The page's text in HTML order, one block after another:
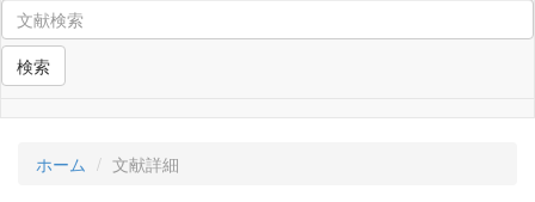
検索
ホーム 文献詳細